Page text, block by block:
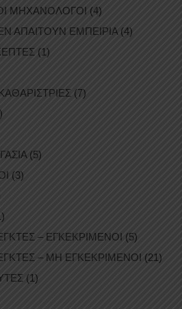
ΜΗΧΑΝΟΛΟΓΟΙ (4)
ΑΠΑΙΤΟΥΝ ΕΜΠΕΙΡΙΑ (4)
(1)
(7)
(5)
(3)
– ΕΓΚΕΚΡΙΜΕΝΟΙ (5)
– ΜΗ ΕΓΚΕΚΡΙΜΕΝΟΙ (21)
(1)